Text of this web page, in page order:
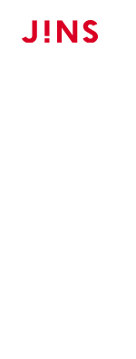
メガネのJINS TOP